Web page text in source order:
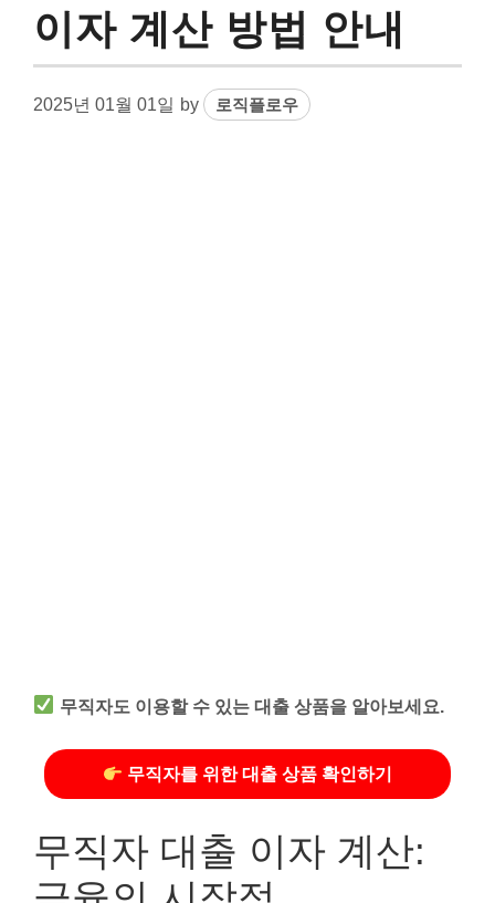
이자 계산 방법 안내
2025년 01월 01일 by 로직플로우
무직자도 이용할 수 있는 대출 상품을 알아보세요.
무직자를 위한 대출 상품 확인하기
무직자 대출 이자 계산: